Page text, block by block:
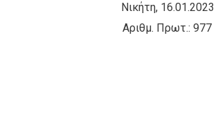
16.01.2023
Πρωτ.: 977